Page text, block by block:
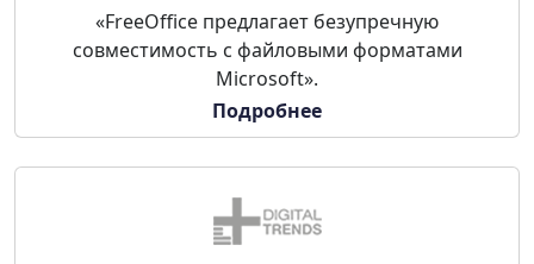
«FreeOffice предлагает безупречную
совместимость с файловыми форматами
Microsoft».
Подробнее